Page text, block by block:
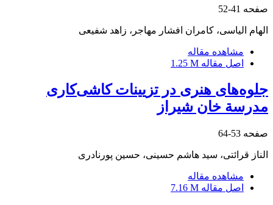
صفحه 41-52
الهام الیاسی، کامران افشار مهاجر، زاهد شفیعی
مشاهده مقاله
اصل مقاله 1.25 M
جلوه‌های هنری در تزیینات کاشی‌کاری
مدرسة خان شیراز
صفحه 53-64
الناز قرائتی، سید هاشم حسینی، حسین پورنادری
مشاهده مقاله
اصل مقاله 7.16 M